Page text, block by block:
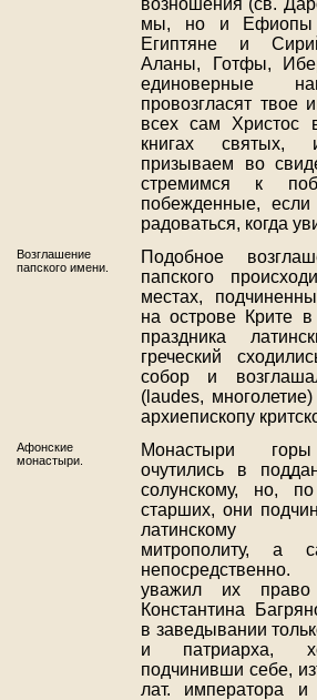
возношения (св.
мы, но и Ефиопы
Египтяне и
Аланы, Готфы,
единоверные
провозгласят твое
всех сам Христос
книгах
призываем во
стремимся к
побежденные, если
радоваться, когда
Возглашение
папского имени.
Подобное
папского
местах,
на острове Крите
праздника
греческий
собор и
(laudes,
архиепископу
Афонские
монастыри.
Монастыри
очутились в
солунскому, но, по
старших, они
латинскому
митрополиту, а
уважил их
Константина
в заведывании
и патриарха,
подчинивши себе,
лат. императора и